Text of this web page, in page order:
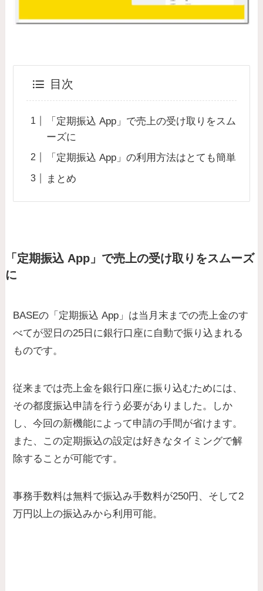
目次
「定期振込 App」で売上の受け取りをスム
ーズに
「定期振込 App」の利用方法はとても簡単
まとめ
「定期振込 App」で売上の受け取りをスムーズ
に
BASEの「定期振込 App」は当月末までの売上金のす
べてが翌日の25日に銀行口座に自動で振り込まれる
ものです。
従来までは売上金を銀行口座に振り込むためには、
その都度振込申請を行う必要がありました。しか
し、今回の新機能によって申請の手間が省けます。
また、この定期振込の設定は好きなタイミングで解
除することが可能です。
事務手数料は無料で振込み手数料が250円、そして2
万円以上の振込みから利用可能。